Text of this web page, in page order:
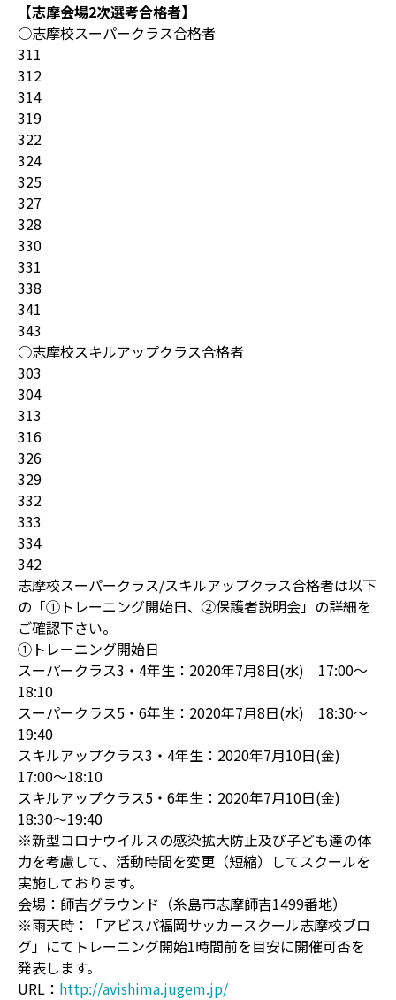
【志摩会場2次選考合格者】
○志摩校スーパークラス合格者
311
312
314
319
322
324
325
327
328
330
331
338
341
343
○志摩校スキルアップクラス合格者
303
304
313
316
326
329
332
333
334
342
志摩校スーパークラス/スキルアップクラス合格者は以下
の「①トレーニング開始日、②保護者説明会」の詳細を
ご確認下さい。
①トレーニング開始日
スーパークラス3・4年生：2020年7月8日(水) 17:00～
18:10
スーパークラス5・6年生：2020年7月8日(水) 18:30～
19:40
スキルアップクラス3・4年生：2020年7月10日(金)
17:00～18:10
スキルアップクラス5・6年生：2020年7月10日(金)
18:30～19:40
※新型コロナウイルスの感染拡大防止及び子ども達の体
力を考慮して、活動時間を変更（短縮）してスクールを
実施しております。
会場：師吉グラウンド（糸島市志摩師吉1499番地）
※雨天時：「アビスパ福岡サッカースクール志摩校ブロ
グ」にてトレーニング開始1時間前を目安に開催可否を
発表します。
URL： http://avishima.jugem.jp/